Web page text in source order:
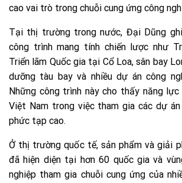
cao vai trò trong chuỗi cung ứng công
Tại thị trường trong nước, Đại Dũng
công trình mang tính chiến lược như
Triển lãm Quốc gia tại Cổ Loa, sân bay
dưỡng tàu bay và nhiều dự án công
Những công trình này cho thấy năng lực
Việt Nam trong việc tham gia các dự
phức tạp cao.
Ở thị trường quốc tế, sản phẩm và giải
đã hiện diện tại hơn 60 quốc gia và
nghiệp tham gia chuỗi cung ứng của